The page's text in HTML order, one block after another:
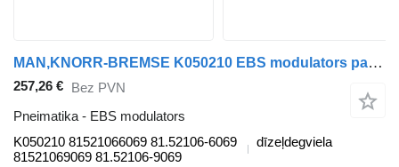
MAN,KNORR-BREMSE K050210 EBS modulators paredzēts MAN TGL, TGM, TGS, TGX (2005-2021) vilcēja
257,26 € Bez PVN
Pneimatika - EBS modulators
K050210 81521066069 81.52106-6069
81521069069 81.52106-9069
dīzeļdegviela